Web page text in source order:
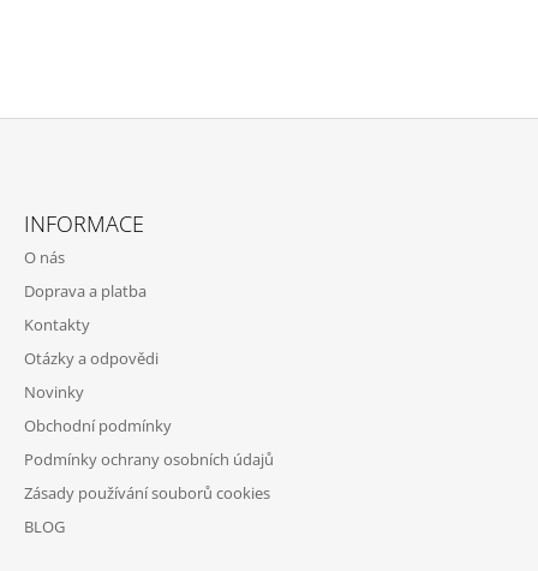
INFORMACE
O nás
Doprava a platba
Kontakty
Otázky a odpovědi
Novinky
Obchodní podmínky
Podmínky ochrany osobních údajů
Zásady používání souborů cookies
BLOG